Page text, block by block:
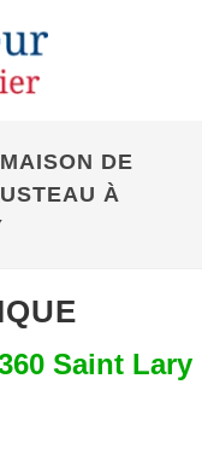
DE
À
Saint Lary